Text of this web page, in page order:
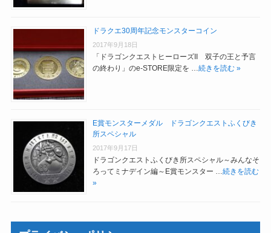
ドラクエ30周年記念モンスターコイン
2017年9月18日
「ドラゴンクエストヒーローズII 双子の王と予言
の終わり」のe-STORE限定を …続きを読む »
E賞モンスターメダル ドラゴンクエストふくびき
所スペシャル
2017年9月17日
ドラゴンクエストふくびき所スペシャル～みんなそ
ろってミナデイン編～E賞モンスター …続きを読む
»